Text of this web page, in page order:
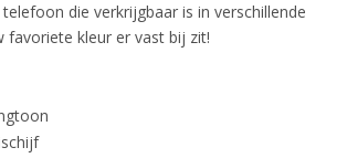
die verkrijgbaar is in verschillende
favoriete kleur er vast bij zit!